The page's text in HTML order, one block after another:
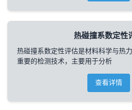
热碰撞系数定性
热碰撞系数定性评估是材料科学与热
重要的检测技术，主要用于分析
查看详情